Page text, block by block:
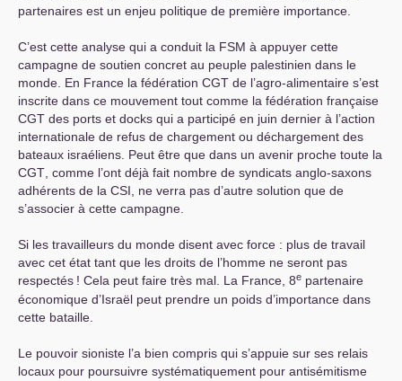
partenaires est un enjeu politique de première importance.
C’est cette analyse qui a conduit la FSM à appuyer cette
campagne de soutien concret au peuple palestinien dans le
monde. En France la fédération CGT de l’agro-alimentaire s’est
inscrite dans ce mouvement tout comme la fédération française
CGT des ports et docks qui a participé en juin dernier à l’action
internationale de refus de chargement ou déchargement des
bateaux israéliens. Peut être que dans un avenir proche toute la
CGT , comme l’ont déjà fait nombre de syndicats anglo-saxons
adhérents de la CSI , ne verra pas d’autre solution que de
s’associer à cette campagne.
Si les travailleurs du monde disent avec force : plus de travail
avec cet état tant que les droits de l’homme ne seront pas
respectés ! Cela peut faire très mal. La France, 8e partenaire
économique d’Israël peut prendre un poids d’importance dans
cette bataille.
Le pouvoir sioniste l’a bien compris qui s’appuie sur ses relais
locaux pour poursuivre systématiquement pour antisémitisme